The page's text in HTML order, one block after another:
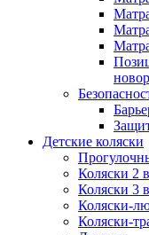
Детские коляски
Коляски 2
Коляски 3
Коляски-
Коляски-